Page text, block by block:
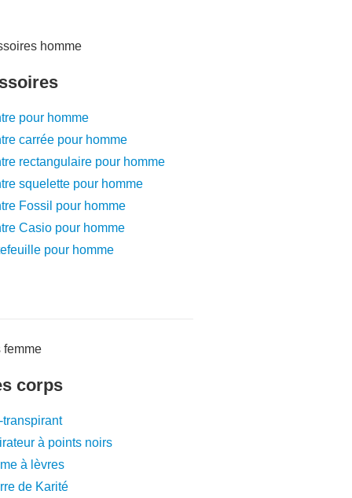
pour homme
carrée pour homme
rectangulaire pour homme
squelette pour homme
Fossil pour homme
Casio pour homme
pour homme
corps
transpirant
à points noirs
à lèvres
de Karité